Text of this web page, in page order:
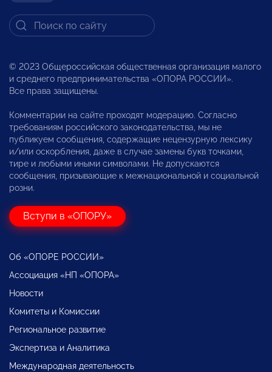
© 2023 Общероссийская общественная организация малого
и среднего предпринимательства «ОПОРА РОССИИ».
Все права защищены.
Комментарии на сайте проходят модерацию. Согласно
требованиям российского законодательства, мы не
публикуем сообщения, содержащие нецензурную лексику
и/или оскорбления, даже в случае замены букв точками,
тире и любыми иными символами. Не допускаются
сообщения, призывающие к межнациональной и социальной
розни.
Вступи в «ОПОРУ»
Об «ОПОРЕ РОССИИ»
Ассоциация «НП «ОПОРА»
Новости
Комитеты и Комиссии
Региональное развитие
Экспертиза и Аналитика
Международная деятельность